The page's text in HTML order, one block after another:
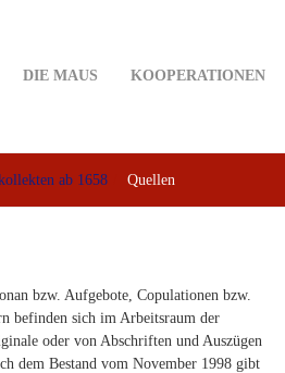
DIE MAUS KOOPERATIONEN
ab 1658 Quellen
bzw. Aufgebote, Copulationen bzw.
befinden sich im Arbeitsraum der
oder von Abschriften und Auszügen
dem Bestand vom November 1998 gibt